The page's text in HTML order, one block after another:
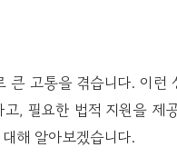
큰 고통을 겪습니다. 이
, 필요한 법적 지원을
해 알아보겠습니다.